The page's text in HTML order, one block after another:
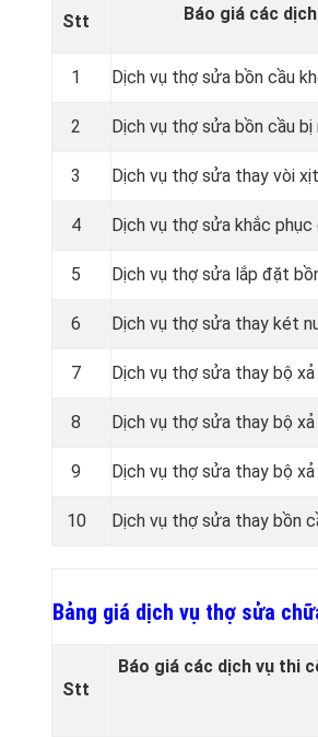
Stt Báo giá các
1 Dịch vụ thợ sửa bồn cầu
2 Dịch vụ thợ sửa bồn cầu
3 Dịch vụ thợ sửa thay vòi
4 Dịch vụ thợ sửa khắc
5 Dịch vụ thợ sửa lắp đặt
6 Dịch vụ thợ sửa thay két
7 Dịch vụ thợ sửa thay bộ
8 Dịch vụ thợ sửa thay bộ
9 Dịch vụ thợ sửa thay bộ xả
10 Dịch vụ thợ sửa thay bồn
Bảng giá dịch vụ thợ sửa
Stt
Báo giá các dịch vụ thi